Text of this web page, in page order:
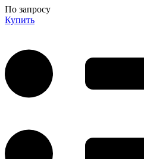
По запросу
Купить